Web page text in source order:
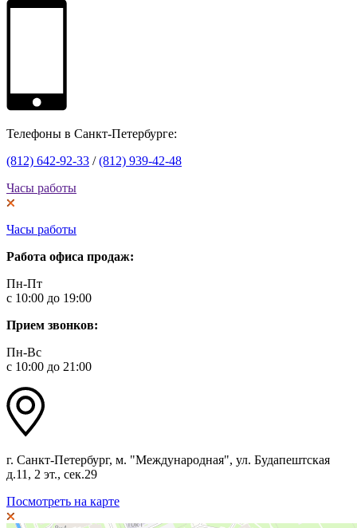
Телефоны в Санкт-Петербурге:
(812) 642-92-33 /(812) 939-42-48
Часы работы
Часы работы
Работа офиса продаж:
Пн-Пт
с 10:00 до 19:00
Прием звонков:
Пн-Вс
с 10:00 до 21:00
г. Санкт-Петербург, м. "Международная", ул. Будапештская
д.11, 2 эт., сек.29
Посмотреть на карте